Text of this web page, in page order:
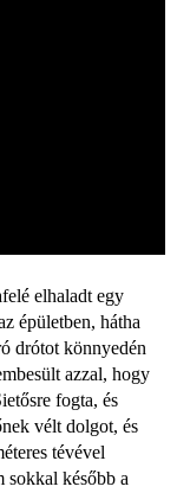
elhaladt egy
épületben, hátha
drótot könnyedén
azzal, hogy
fogta, és
vélt dolgot, és
tévével
sokkal később a